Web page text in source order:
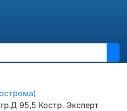
95,5 Костр. Эксперт